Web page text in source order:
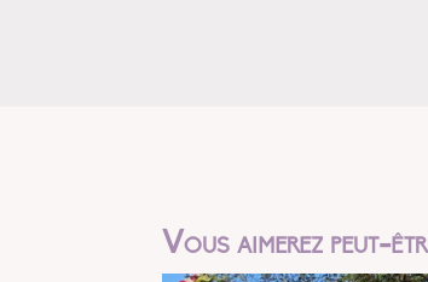
Vous aimerez peut-